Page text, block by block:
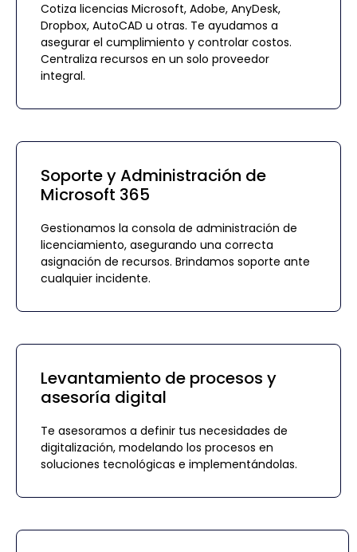
Cotiza licencias Microsoft, Adobe, AnyDesk,
Dropbox, AutoCAD u otras. Te ayudamos a
asegurar el cumplimiento y controlar costos.
Centraliza recursos en un solo proveedor
integral.
Soporte y Administración de
Microsoft 365
Gestionamos la consola de administración de
licenciamiento, asegurando una correcta
asignación de recursos. Brindamos soporte ante
cualquier incidente.
Levantamiento de procesos y
asesoría digital
Te asesoramos a definir tus necesidades de
digitalización, modelando los procesos en
soluciones tecnológicas e implementándolas.